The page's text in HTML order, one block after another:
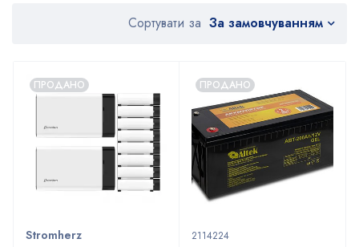
Сортувати за За замовчуванням
ПРОДАНО
Stromherz
ПРОДАНО
2114224